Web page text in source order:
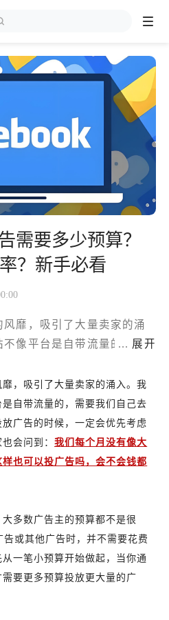
个人中心
需要多少预算？
？新手必看
靡，吸引了大量卖家的涌
不像平台是自带流量的，需
以，我们在投放广告的时
预算的问题。很多卖家也会
大企业那么多的广告预算，
不会钱都打水漂了？
... 展开
靡，吸引了大量卖家的涌入。我
自带流量的，需要我们自己去
广告的时候，一定会优先考虑
也会问到：我们每个月没有像大
也可以投广告吗，会不会钱都
多数广告主的预算都不是很
告或其他广告时，并不需要花费
一笔小预算开始做起，当你通
要更多预算投放更大量的广